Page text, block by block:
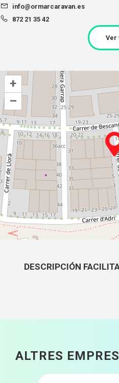
info@ormarcaravan.es
872 21 35 42
Ver
+
–
DESCRIPCIÓN
ALTRES